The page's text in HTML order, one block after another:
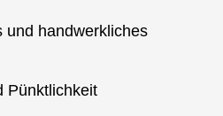
und handwerkliches
Pünktlichkeit